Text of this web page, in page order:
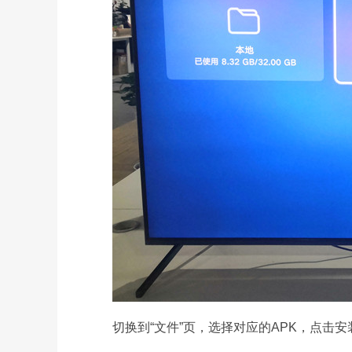
切换到“文件”页，选择对应的APK，点击安